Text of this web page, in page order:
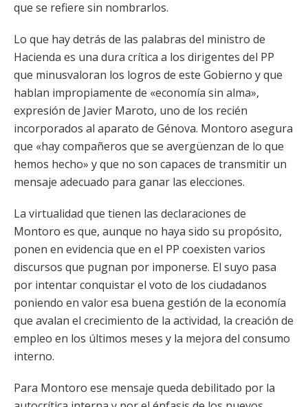
que se refiere sin nombrarlos.
Lo que hay detrás de las palabras del ministro de
Hacienda es una dura crítica a los dirigentes del PP
que minusvaloran los logros de este Gobierno y que
hablan impropiamente de «economía sin alma»,
expresión de Javier Maroto, uno de los recién
incorporados al aparato de Génova. Montoro asegura
que «hay compañeros que se avergüenzan de lo que
hemos hecho» y que no son capaces de transmitir un
mensaje adecuado para ganar las elecciones.
La virtualidad que tienen las declaraciones de
Montoro es que, aunque no haya sido su propósito,
ponen en evidencia que en el PP coexisten varios
discursos que pugnan por imponerse. El suyo pasa
por intentar conquistar el voto de los ciudadanos
poniendo en valor esa buena gestión de la economía
que avalan el crecimiento de la actividad, la creación de
empleo en los últimos meses y la mejora del consumo
interno.
Para Montoro ese mensaje queda debilitado por la